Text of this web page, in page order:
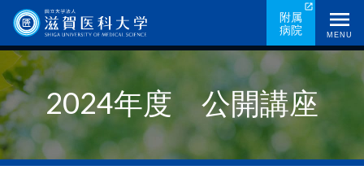
ン
ン
ツ
附属
病院
MENU
2024年度 公開講座